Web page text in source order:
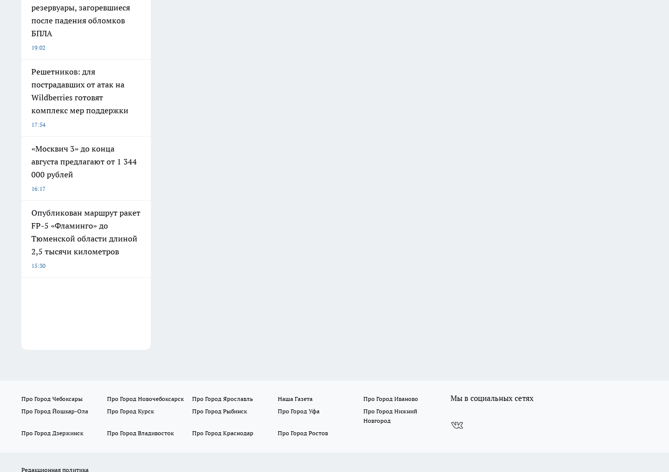
резервуары, загоревшиеся
после падения обломков
БПЛА
19:02
Решетников: для
пострадавших от атак на
Wildberries готовят
комплекс мер поддержки
17:54
«Москвич 3» до конца
августа предлагают от 1 344
000 рублей
16:17
Опубликован маршрут ракет
FP-5 «Фламинго» до
Тюменской области длиной
2,5 тысячи километров
15:30
Про Город Чебоксары Про Город Новочебоксарск Про Город Ярославль Наша Газета
Про Город Иваново
Про Город Йошкар-Ола
Про Город Курск Про Город Рыбинск Про Город Уфа
Про Город Нижний
Новгород
Про Город Дзержинск
Про Город Владивосток Про Город Краснодар Про Город Ростов
Мы в социальных сетях
Редакционная политика